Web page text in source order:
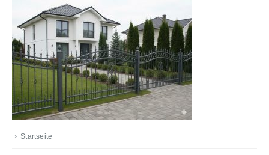
Startseite